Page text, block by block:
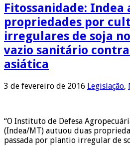
Fitossanidade: Indea
propriedades por
irregulares de soja
vazio sanitário
asiática
3 de fevereiro de 2016 Legislação,
“O Instituto de Defesa
(Indea/MT) autuou duas
passada por plantio irregular de